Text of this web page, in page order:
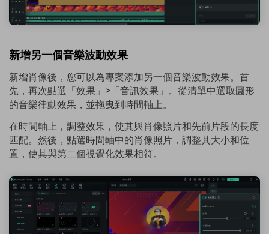
新增另一個音樂波動效果
新增肖像後，您可以為專案添加另一個音樂波動效果。首
先，再次點選「效果」>「音訊效果」。從清單中選取圓形
的音樂律動效果，並拖曳到時間軸上。
在時間軸上，調整效果，使其與肖像照片和先前片段的長度
匹配。然後，點選時間軸中的肖像照片，調整其大小和位
置，使其與第二個視覺化效果相符。